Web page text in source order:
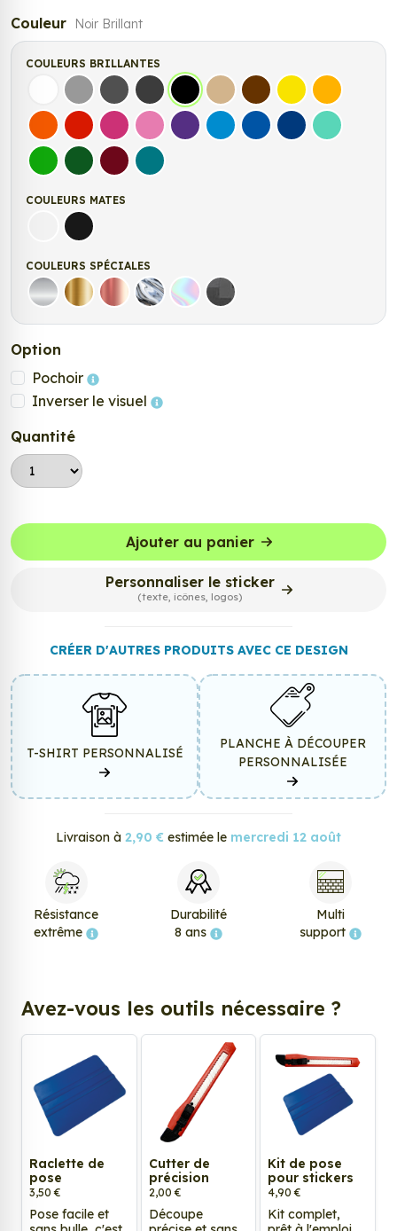
Couleur Noir Brillant
COULEURS BRILLANTES
Blanc Gris Gris FoncéGris Anthracite
Noir Beige Marron Jaune ClairJaune
OrangeRouge FuchsiaRose Violet Bleu clairBleu MoyenBleu FoncéBleu Vert
Vert clairVert FoncéBordeauxTurquoise
COULEURS MATES
Blanc matNoir Mat
COULEURS SPÉCIALES
Argent Or Rose Gold
ChromeHolographique
Carbone Noir
Option
Pochoir
Inverser le visuel
Quantité
Ajouter au panier
Personnaliser le sticker
(texte, icônes, logos)
CRÉER D'AUTRES PRODUITS AVEC CE DESIGN
T-SHIRT PERSONNALISÉ
PLANCHE À DÉCOUPER
PERSONNALISÉE
Livraison à 2,90 € estimée le mercredi 12 août
Résistance
extrême
Durabilité
8 ans
Multi
support
Avez-vous les outils nécessaire ?
Raclette de
pose
3,50 €
Pose facile et
Cutter de
précision
2,00 €
Découpe
Kit de pose
pour stickers
4,90 €
Kit complet,